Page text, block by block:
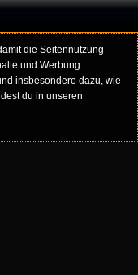
die Seitennutzung
und Werbung
insbesondere dazu, wie
du in unseren